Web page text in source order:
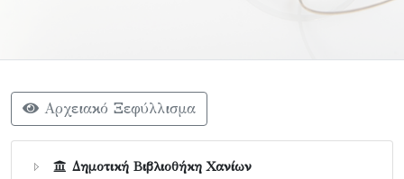
Αρχειακό Ξεφύλλισμα
Δημοτική Βιβλιοθήκη Χανίων